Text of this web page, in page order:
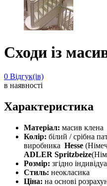
Сходи із
0 Відгук(ів)
в наявності
Характеристика
Матеріал: масив клена
Колір: білий / срібна
виробника Hesse
ADLER Spritzbeize
Розмір: згідно
Стиль: неокласика
Ціна: на основі